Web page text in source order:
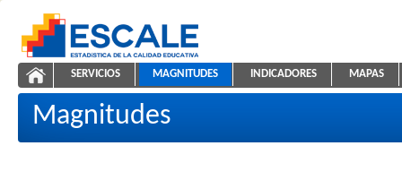
ESCALE - Unidad de Estadística Educativa
Magnitudes de la Educación
NAVEGACIÓN
SERVICIOS MAGNITUDES INDICADORES MAPAS
Magnitudes